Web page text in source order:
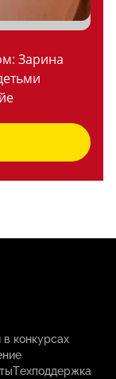
Зарина
конкурсах
Техподдержка